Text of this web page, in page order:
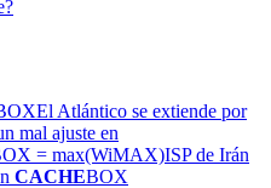
El Atlántico se extiende por
mal ajuste en
= max(WiMAX)ISP de Irán
CACHEBOX